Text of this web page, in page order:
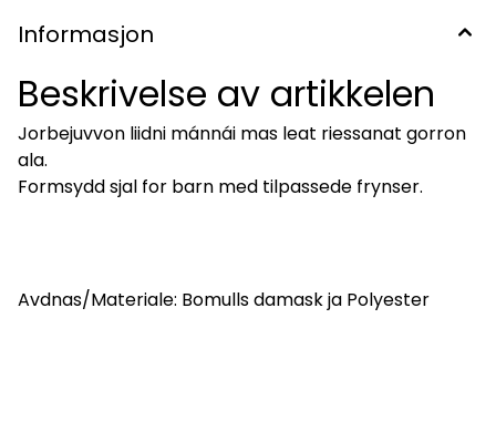
Informasjon
Beskrivelse av artikkelen
Jorbejuvvon liidni mánnái mas leat riessanat gorron
ala.
Formsydd sjal for barn med tilpassede frynser.
Avdnas/Materiale: Bomulls damask ja Polyester